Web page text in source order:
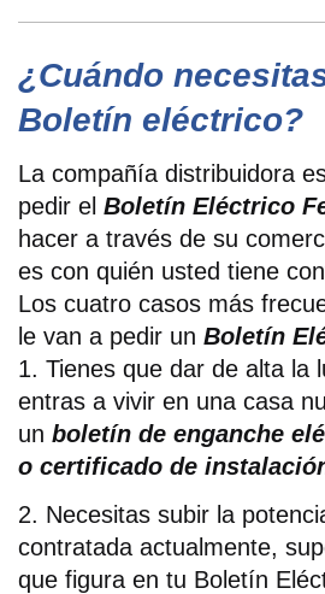
¿Cuándo
Boletín eléctrico?
La compañía distribuidora
pedir el Boletín Eléctrico
hacer a través de su
es con quién usted tiene
Los cuatro casos más
le van a pedir un Boletín
1. Tienes que dar de alta la
entras a vivir en una casa
un boletín de enganche
o certificado de
2. Necesitas subir la
contratada actualmente,
que figura en tu Boletín